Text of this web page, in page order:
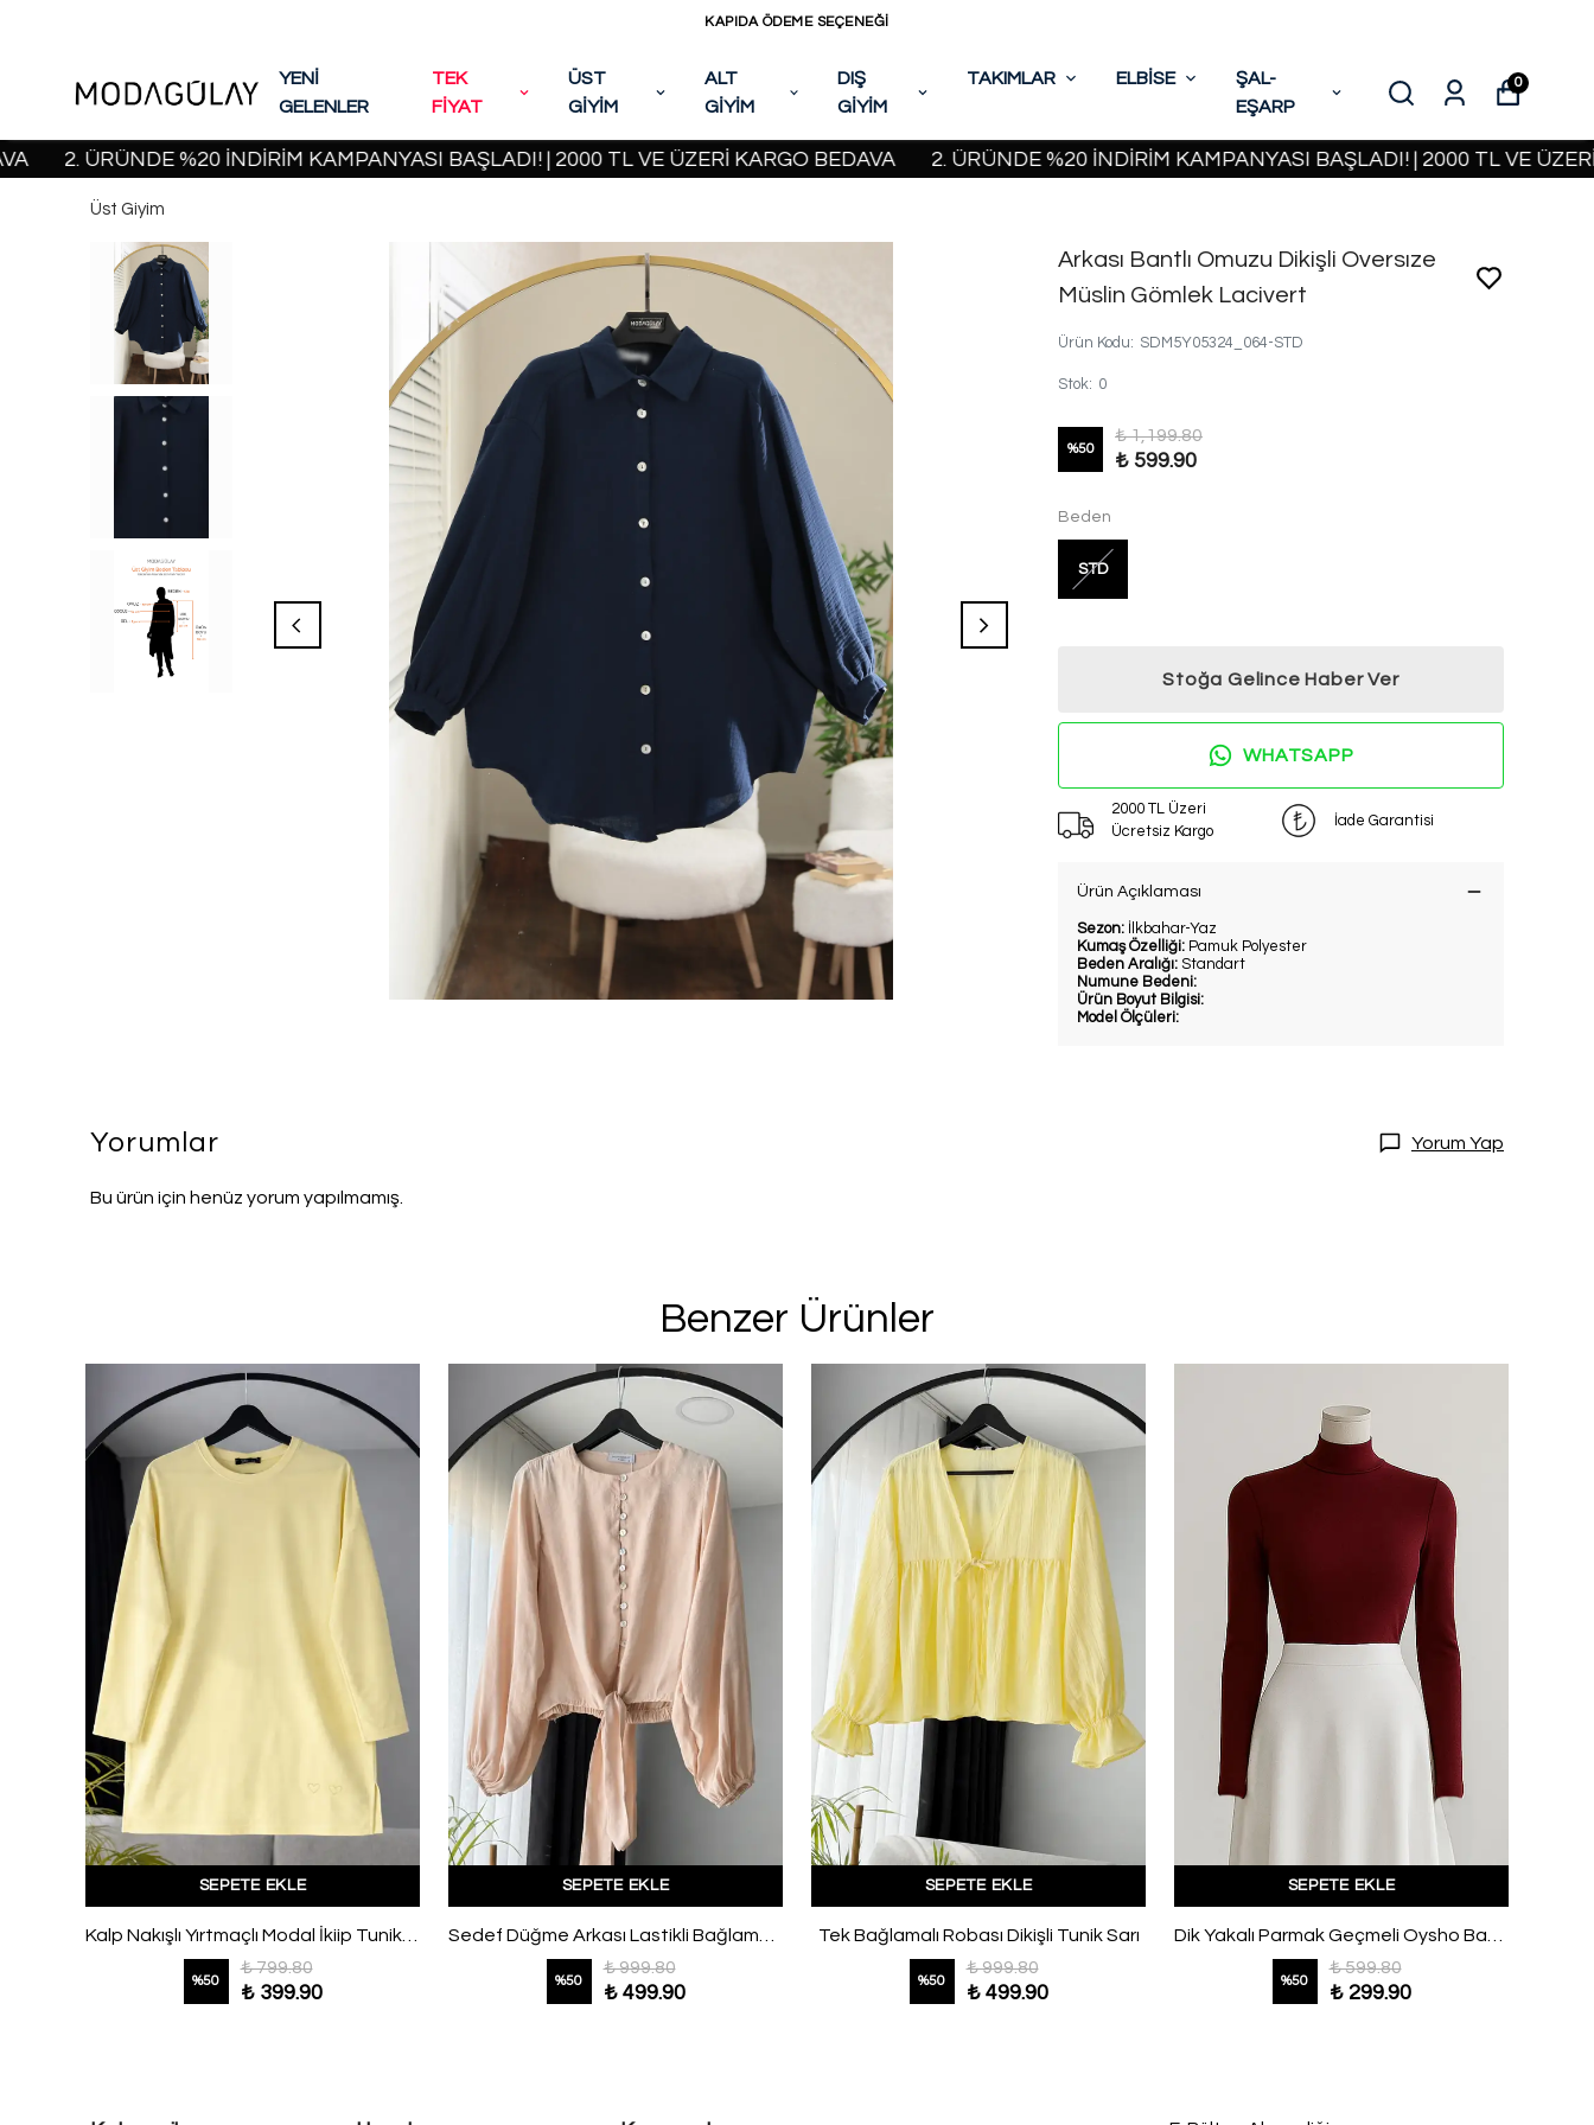
KAPIDA ÖDEME SEÇENEĞİ
YENİ
GELENLER
TEK
FİYAT
ÜST
GİYİM
ALT
GİYİM
DIŞ
GİYİM
TAKIMLAR ELBİSE
ŞAL-
EŞARP
0
ÜRÜNDE %20 İNDİRİM KAMPANYASI BAŞLADI! | 2000 TL VE ÜZERİ KARGO BEDAVA 2. ÜRÜNDE %20 İNDİRİM KAMPANYASI BAŞLADI! | 2000 TL VE ÜZERİ
Üst Giyim
Arkası Bantlı Omuzu Dikişli Oversıze
Müslin Gömlek Lacivert
Ürün Kodu: SDM5Y05324_064-STD
Stok: 0
%50
₺ 1,199.80
₺ 599.90
Beden
STD
Stoğa Gelince Haber Ver
WHATSAPP
2000 TL Üzeri
Ücretsiz Kargo
İade Garantisi
Ürün Açıklaması
Sezon: İlkbahar-Yaz
Kumaş Özelliği: Pamuk Polyester
Beden Aralığı: Standart
Numune Bedeni:
Ürün Boyut Bilgisi:
Model Ölçüleri:
Yorumlar Yorum Yap
Bu ürün için henüz yorum yapılmamış.
Benzer Ürünler
SEPETE EKLE
Kalp Nakışlı Yırtmaçlı Modal İkiip Tunik Sarı
%50
₺ 799.80
₺ 399.90
SEPETE EKLE
Sedef Düğme Arkası Lastikli Bağlamalı Modal Gömlek Bej
%50
₺ 999.80
₺ 499.90
SEPETE EKLE
Tek Bağlamalı Robası Dikişli Tunik Sarı
%50
₺ 999.80
₺ 499.90
SEPETE EKLE
Dik Yakalı Parmak Geçmeli Oysho Bady Bordo
%50
₺ 599.80
₺ 299.90